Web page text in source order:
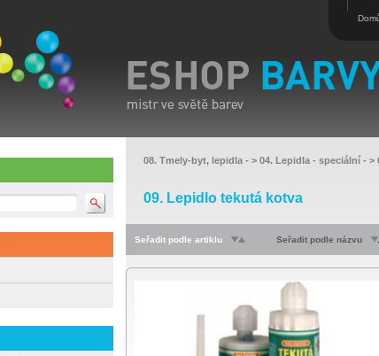
08. Tmely-byt, lepidla - > 04. Lepidla - speciální - >
09. Lepidlo tekutá kotva
Seřadit podle artiklu Seřadit podle názvu